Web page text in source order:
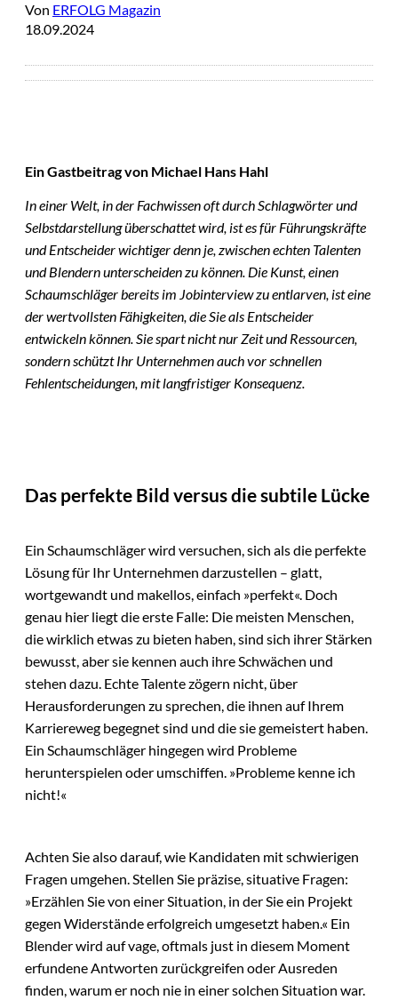
Von ERFOLG Magazin
18.09.2024
Ein Gastbeitrag von Michael Hans Hahl
In einer Welt, in der Fachwissen oft durch Schlagwörter und
Selbstdarstellung überschattet wird, ist es für Führungskräfte
und Entscheider wichtiger denn je, zwischen echten Talenten
und Blendern unterscheiden zu können. Die Kunst, einen
Schaumschläger bereits im Jobinterview zu entlarven, ist eine
der wertvollsten Fähigkeiten, die Sie als Entscheider
entwickeln können. Sie spart nicht nur Zeit und Ressourcen,
sondern schützt Ihr Unternehmen auch vor schnellen
Fehlentscheidungen, mit langfristiger Konsequenz.
Das perfekte Bild versus die subtile Lücke
Ein Schaumschläger wird versuchen, sich als die perfekte
Lösung für Ihr Unternehmen darzustellen – glatt,
wortgewandt und makellos, einfach »perfekt«. Doch
genau hier liegt die erste Falle: Die meisten Menschen,
die wirklich etwas zu bieten haben, sind sich ihrer Stärken
bewusst, aber sie kennen auch ihre Schwächen und
stehen dazu. Echte Talente zögern nicht, über
Herausforderungen zu sprechen, die ihnen auf Ihrem
Karriereweg begegnet sind und die sie gemeistert haben.
Ein Schaumschläger hingegen wird Probleme
herunterspielen oder umschiffen. »Probleme kenne ich
nicht!«
Achten Sie also darauf, wie Kandidaten mit schwierigen
Fragen umgehen. Stellen Sie präzise, situative Fragen:
»Erzählen Sie von einer Situation, in der Sie ein Projekt
gegen Widerstände erfolgreich umgesetzt haben.« Ein
Blender wird auf vage, oftmals just in diesem Moment
erfundene Antworten zurückgreifen oder Ausreden
finden, warum er noch nie in einer solchen Situation war.